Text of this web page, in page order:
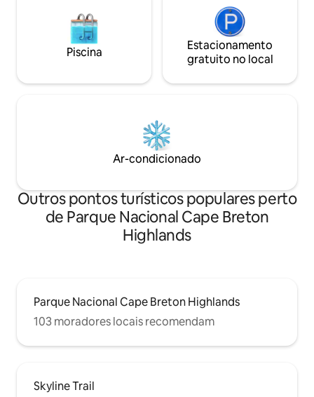
Piscina
Estacionamento
gratuito no local
Ar-condicionado
Outros pontos turísticos populares perto
de Parque Nacional Cape Breton
Highlands
Parque Nacional Cape Breton Highlands
103 moradores locais recomendam
Skyline Trail